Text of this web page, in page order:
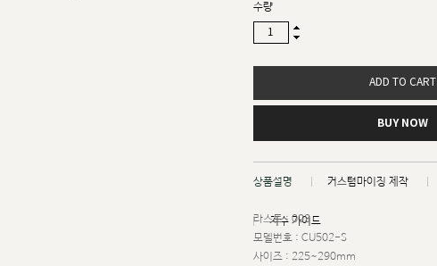
수량
ADD TO CART
BUY NOW
상품설명 커스텀마이징 제작
치수 가이드
라스트 : 003
모델번호 : CU502-S
사이즈 : 225~290mm